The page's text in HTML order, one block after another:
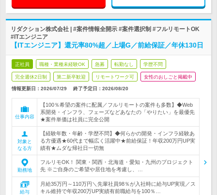
リダクション株式会社 | #案件情報全開示 #案件選択制 #フルリモートOK
#ITエンジニア
【ITエンジニア】還元率80%超／上場G／前給保証／年休130日
正社員 職種・業種未経験OK 急募 転勤なし 学歴不問
完全週休2日制 第二新卒歓迎 リモートワーク可 女性のおしごと掲載中
情報更新日：2026/07/29 終了予定日： 2026/08/20
仕事内容
【100％希望の案件に配属／フルリモートの案件も多数】◆Web
系開発・インフラ、フェーズなどあなたの「やりたい」を最優先
★案件単価は社員に完全公開
対象と
なる方
【経験年数・年齢・学歴不問】◆何らかの開発・インフラ経験あ
る方優遇★60代まで幅広く活躍中★前給保証！年収200万円UP実
績有★ムダな帰社日一切無
勤務地
フルリモOK！ 関東・関西・北海道・愛知・九州のプロジェクト
先 ※ご自身のご希望や居住地を考慮し、…
給与
月給35万円～110万円＼先輩社員98％が入社時に給与UP実現／ス
キル維持で年収200万UP実績有前職給与を100％…